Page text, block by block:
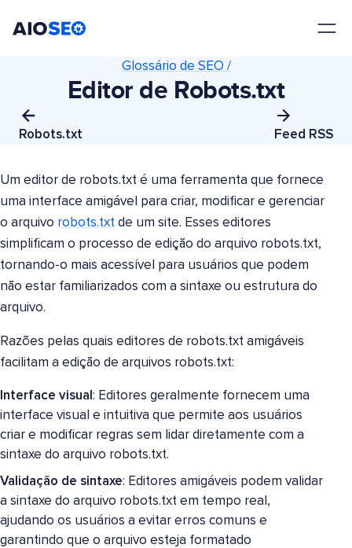
Robots.txt
Glossário de SEO /
Editor de Robots.txt
Feed RSS
Um editor de robots.txt é uma ferramenta que fornece
uma interface amigável para criar, modificar e gerenciar
o arquivo robots.txt de um site. Esses editores
simplificam o processo de edição do arquivo robots.txt,
tornando-o mais acessível para usuários que podem
não estar familiarizados com a sintaxe ou estrutura do
arquivo.
Razões pelas quais editores de robots.txt amigáveis
facilitam a edição de arquivos robots.txt:
Interface visual : Editores geralmente fornecem uma
interface visual e intuitiva que permite aos usuários
criar e modificar regras sem lidar diretamente com a
sintaxe do arquivo robots.txt.
Validação de sintaxe: Editores amigáveis podem validar
a sintaxe do arquivo robots.txt em tempo real,
ajudando os usuários a evitar erros comuns e
garantindo que o arquivo esteja formatado